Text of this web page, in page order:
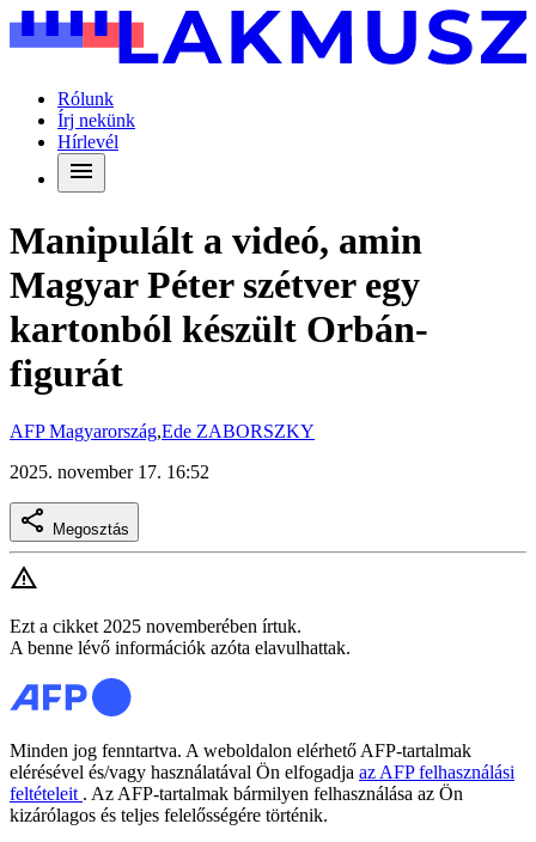
Rólunk
Írj nekünk
Hírlevél
Manipulált a videó, amin
Magyar Péter szétver egy
kartonból készült Orbán-
figurát
AFP Magyarország,Ede ZABORSZKY
2025. november 17. 16:52
Megosztás
Ezt a cikket 2025 novemberében írtuk.
A benne lévő információk azóta elavulhattak.
Minden jog fenntartva. A weboldalon elérhető AFP-tartalmak
elérésével és/vagy használatával Ön elfogadja az AFP felhasználási
feltételeit . Az AFP-tartalmak bármilyen felhasználása az Ön
kizárólagos és teljes felelősségére történik.